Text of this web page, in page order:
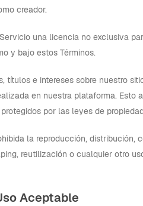
creador.
una licencia no exclusiva
y bajo estos Términos.
títulos e intereses sobre nuestro
en nuestra plataforma. Esto
por las leyes de
la reproducción, distribución,
reutilización o cualquier otro
Aceptable